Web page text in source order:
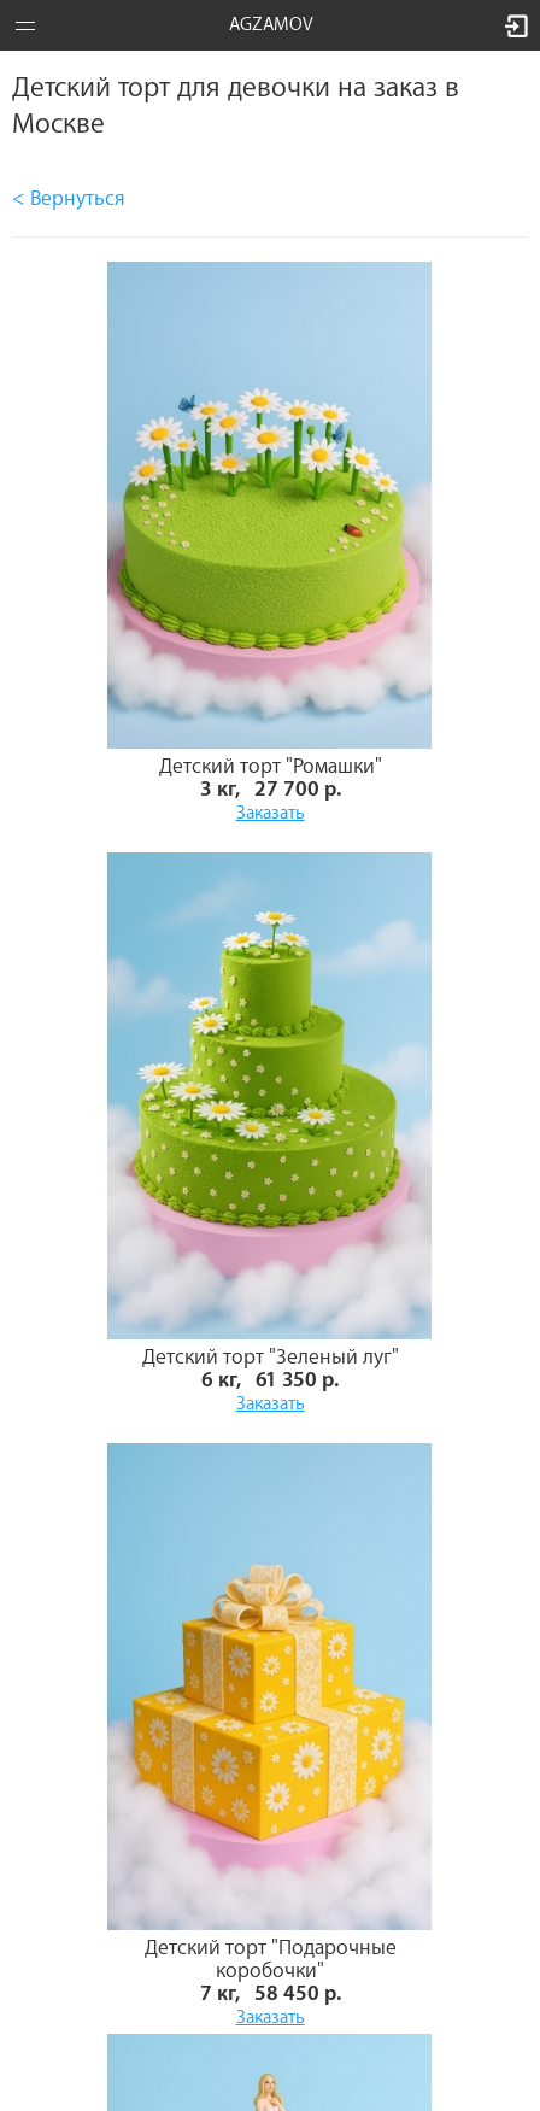
AGZAMOV
Детский торт для девочки на заказ в
Москве
< Вернуться
Детский торт "Ромашки"
3 кг, 27 700 р.
Заказать
Детский торт "Зеленый луг"
6 кг, 61 350 р.
Заказать
Детский торт "Подарочные
коробочки"
7 кг, 58 450 р.
Заказать